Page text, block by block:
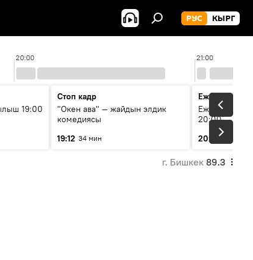
РУС КЫРГ
20:00 21:00
19:00
Стоп кадр
"Окен ава" — жайдын элдик
комедиясы
19:12 34 мин
Ежедневные
Ежедневные
20:00
20:01
г. Бишкек 89.3